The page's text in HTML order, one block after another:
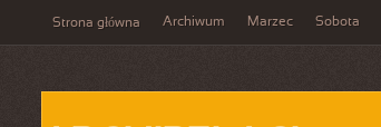
Strona główna Archiwum Marzec Sobota